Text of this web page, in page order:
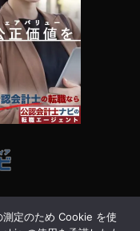
測定のため Cookie を使